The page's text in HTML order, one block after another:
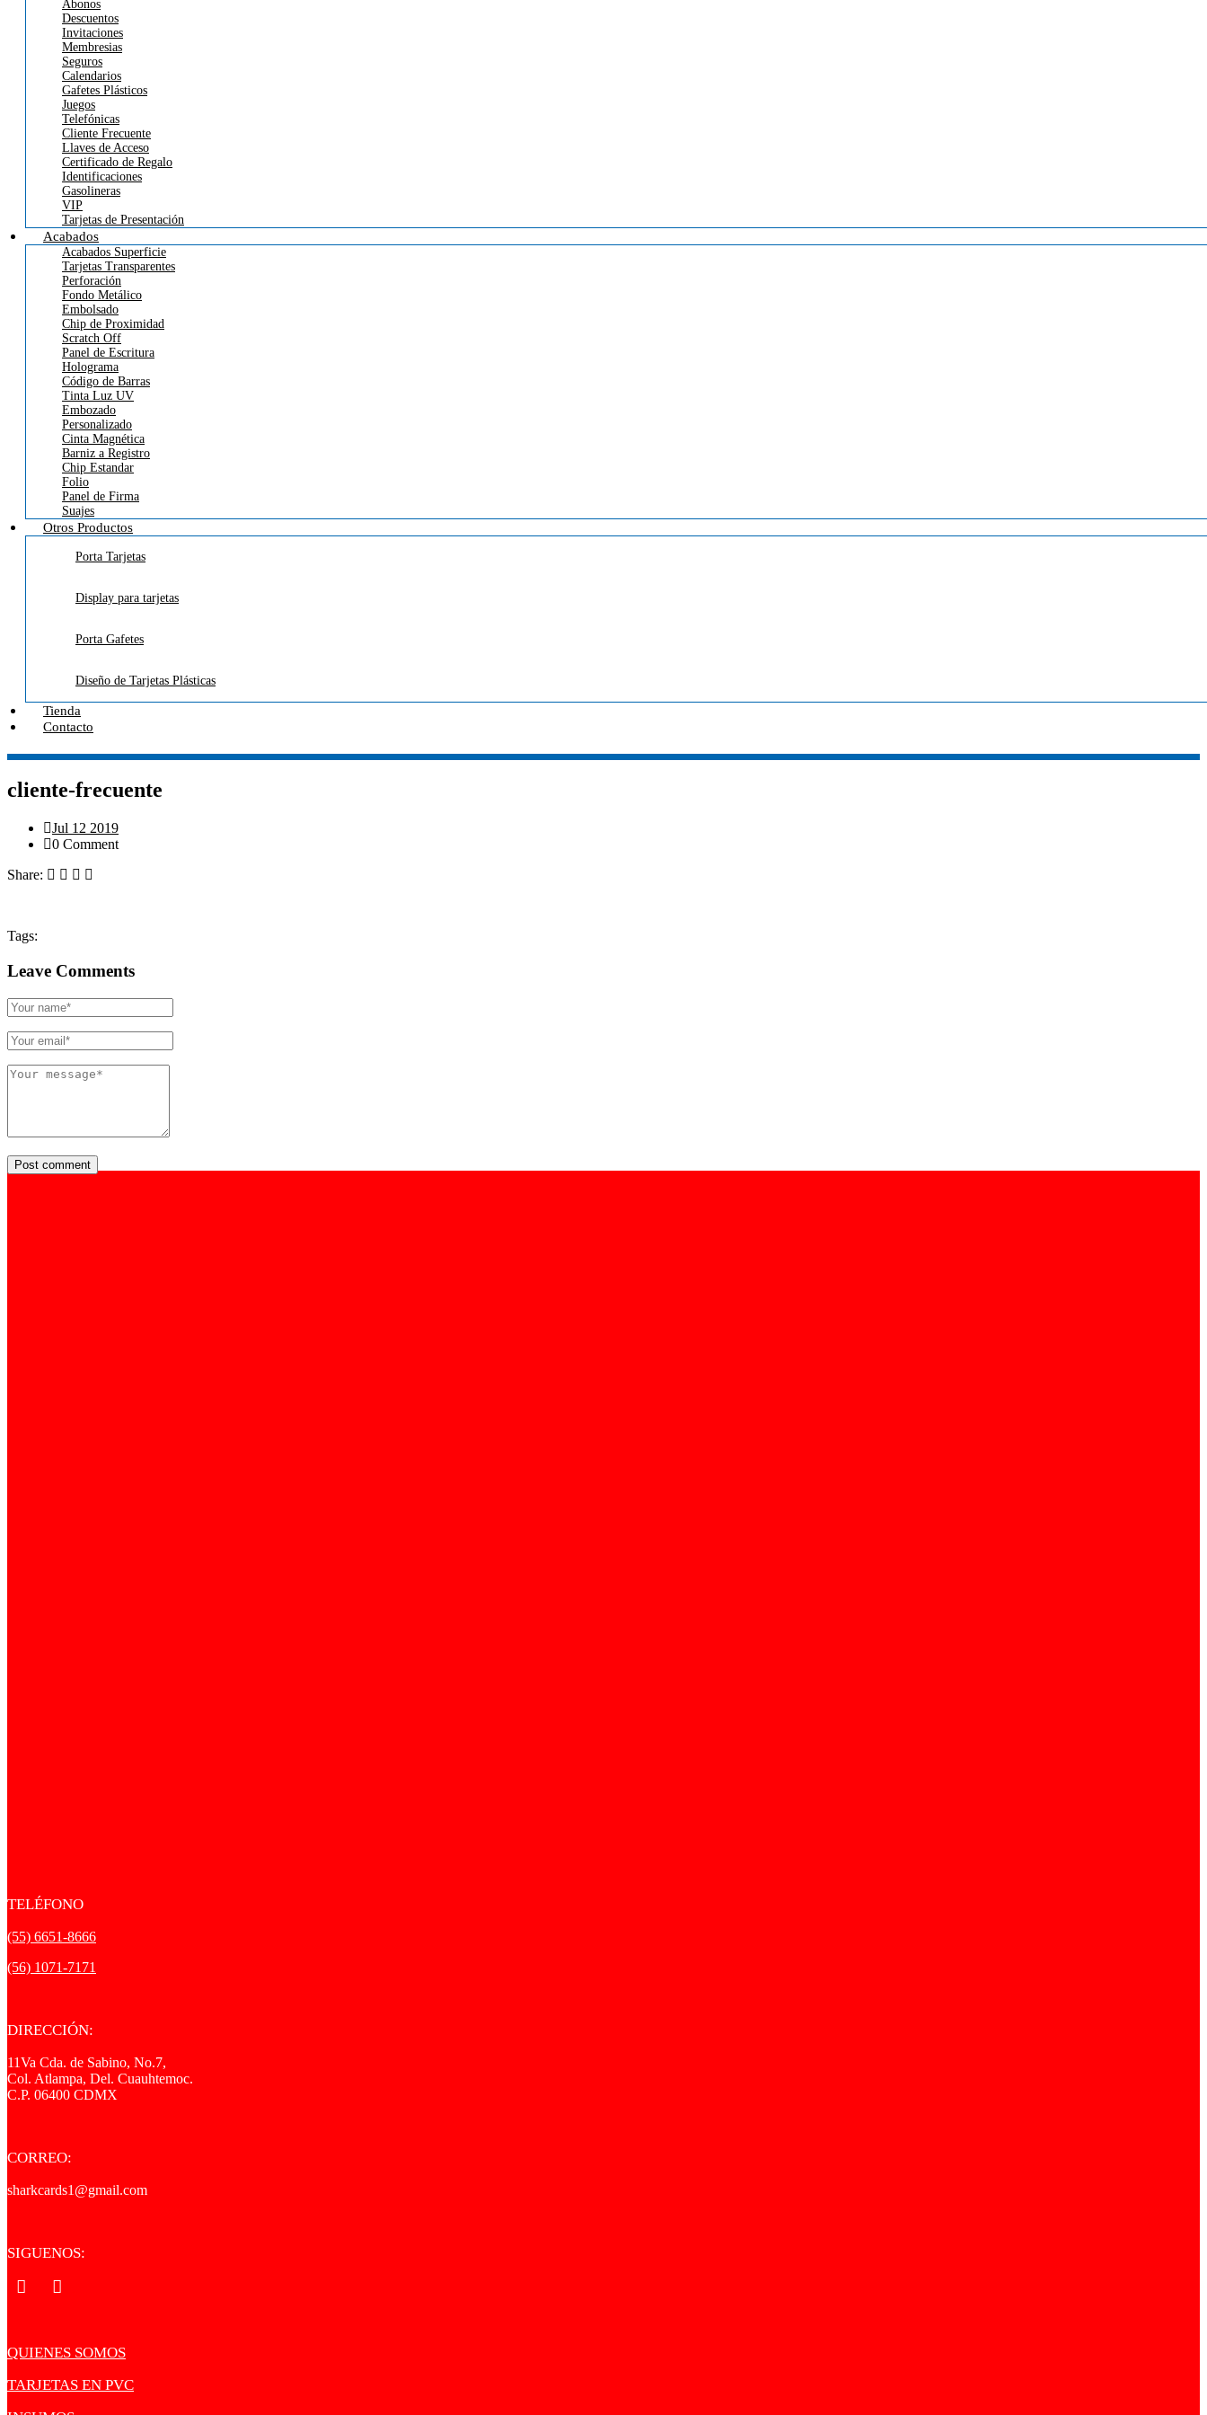
Abonos
Descuentos
Invitaciones
Membresias
Seguros
Calendarios
Gafetes Plásticos
Juegos
Telefónicas
Cliente Frecuente
Llaves de Acceso
Certificado de Regalo
Identificaciones
Gasolineras
VIP
Tarjetas de Presentación
Acabados
Acabados Superficie
Tarjetas Transparentes
Perforación
Fondo Metálico
Embolsado
Chip de Proximidad
Scratch Off
Panel de Escritura
Holograma
Código de Barras
Tinta Luz UV
Embozado
Personalizado
Cinta Magnética
Barniz a Registro
Chip Estandar
Folio
Panel de Firma
Suajes
Otros Productos
Porta Tarjetas
Display para tarjetas
Porta Gafetes
Diseño de Tarjetas Plásticas
Tienda
Contacto
cliente-frecuente
Jul 12 2019
0 Comment
Share:
Tags:
Leave Comments
TELÉFONO
(55) 6651-8666
(56) 1071-7171
DIRECCIÓN:
11Va Cda. de Sabino, No.7,
Col. Atlampa, Del. Cuauhtemoc.
C.P. 06400 CDMX
CORREO:
sharkcards1@gmail.com
SIGUENOS:
QUIENES SOMOS
TARJETAS EN PVC